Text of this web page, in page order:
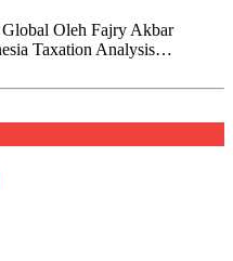
Oleh Fajry Akbar
Taxation Analysis…